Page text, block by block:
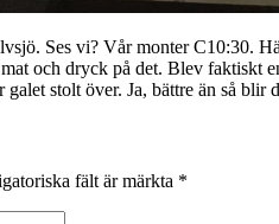
Ses vi? Vår monter C10:30.
och dryck på det. Blev faktiskt
stolt över. Ja, bättre än så
fält är märkta *